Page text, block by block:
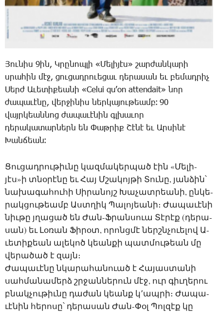
Յու­նիս 9ին, Կ­րը­նոպ­լի «­Մե­լի­յէս» շար­ժան­կա­րի
սրա­հին մէջ, ցու­ցադ­րո­ւե­ցաւ դե­րա­սան եւ բե­մադ­րիչ
­Սերժ Ա­ւե­տի­քեա­նի «Celui qu’on attendait» նոր
ժա­պա­ւէ­նը, վեր­ջի­նիս ներ­կա­յու­թեամբ։ 90
վայր­կեան­նոց ժա­պա­ւէ­նին գլխա­ւոր
դե­րա­կա­տար­ներն են ­Փաթ­րիք ­Շէ­նէ եւ Ար­սի­նէ
­Խան­ճեան։
Ցու­ցադ­րու­թիւ­նը կազ­մա­կեր­պած էին «­Մե­լի­
յէս»ի տնօ­րէ­նը եւ ­Հայ Մ­շա­կոյ­թի ­Տու­նը, յան­ձին՝
նա­խա­գա­հու­հի ­Սի­րա­նոյշ ­Խա­չատ­րեա­նի, ըն­կե­
րակ­ցու­թեամբ Աստ­ղիկ ­Պա­լո­յեա­նի։ ­Ժա­պա­ւէ­նի
նիւ­թը յղա­ցած են ­Ժան-Ֆ­րան­սո­ւա Տէ­րէք (դե­րա­
սան) եւ ­Լօ­ռան ­Ֆի­րօտ, ո­րոնց­մէ ներշն­չո­ւե­լով Ա­
ւե­տի­քեան ա­լե­կոծ կեան­քի պատ­մու­թեան մը
վե­րա­ծած է զայն։
Ժա­պա­ւէ­նը նկա­րա­հա­նո­ւած է ­Հա­յաս­տա­նի
սահ­մա­նա­մերձ շրջան­նե­րուն մէջ, ուր գիւ­ղե­րու
բնակ­չու­թիւ­նը դա­ժան կեանք կ­՚ապ­րի։ ­Ժա­պա­
ւէ­նին հե­րո­սը՝ դե­րա­սան ­Ժան-­Փօլ ­Պոլ­զէք կը